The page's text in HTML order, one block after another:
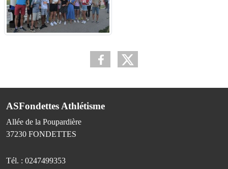
ASFondettes Athlétisme
Allée de la Poupardière
37230 FONDETTES
Tél. : 0247499353